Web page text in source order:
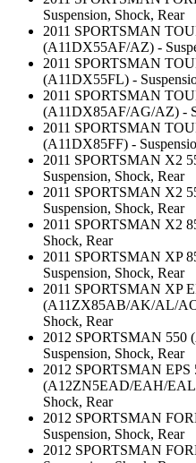
Suspension, Shock, Rear
2011 SPORTSMAN
(A11DX55AF/AZ) -
2011 SPORTSMAN
(A11DX55FL) -
2011 SPORTSMAN
(A11DX85AF/AG/AZ) -
2011 SPORTSMAN
(A11DX85FF) -
2011 SPORTSMAN X2
Suspension, Shock, Rear
2011 SPORTSMAN X2
Suspension, Shock, Rear
2011 SPORTSMAN X2
Shock, Rear
2011 SPORTSMAN XP
Suspension, Shock, Rear
2011 SPORTSMAN XP
(A11ZX85AB/AK/AL/
Shock, Rear
2012 SPORTSMAN
Suspension, Shock, Rear
2012 SPORTSMAN EPS
(A12ZN5EAD/EAH/
Shock, Rear
2012 SPORTSMAN
Suspension, Shock, Rear
2012 SPORTSMAN